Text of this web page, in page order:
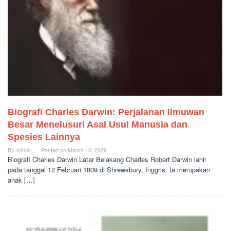
Biografi Charles Darwin: Perjalanan Ilmuwan
Besar Menelusuri Asal Usul Manusia dan
Spesies Lainnya
By admin Posted on March 10, 2026
Biografi Charles Darwin Latar Belakang Charles Robert Darwin lahir
pada tanggal 12 Februari 1809 di Shrewsbury, Inggris. Ia merupakan
anak […]